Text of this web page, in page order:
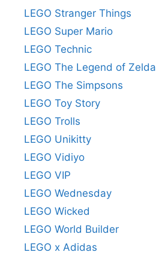
LEGO Stranger Things
LEGO Super Mario
LEGO Technic
LEGO The Legend of Zelda
LEGO The Simpsons
LEGO Toy Story
LEGO Trolls
LEGO Unikitty
LEGO Vidiyo
LEGO VIP
LEGO Wednesday
LEGO Wicked
LEGO World Builder
LEGO x Adidas